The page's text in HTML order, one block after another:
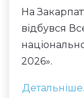
На
відбувся
2026».